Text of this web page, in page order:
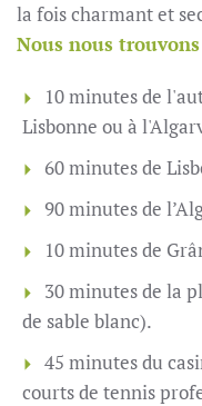
la fois charmant et
Nous nous
10 minutes de
Lisbonne ou à
60 minutes de
90 minutes de
10 minutes de
30 minutes de la
de sable blanc).
45 minutes du
courts de tennis